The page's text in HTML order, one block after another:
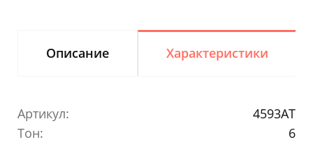
Описание Характеристики
Артикул:
4593AT
Тон:
6